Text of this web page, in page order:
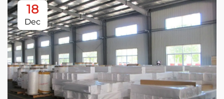
18
Dec